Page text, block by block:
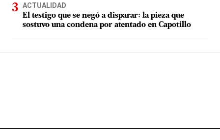
ACTUALIDAD
El testigo que se negó a disparar: la pieza que
sostuvo una condena por atentado en Capotillo